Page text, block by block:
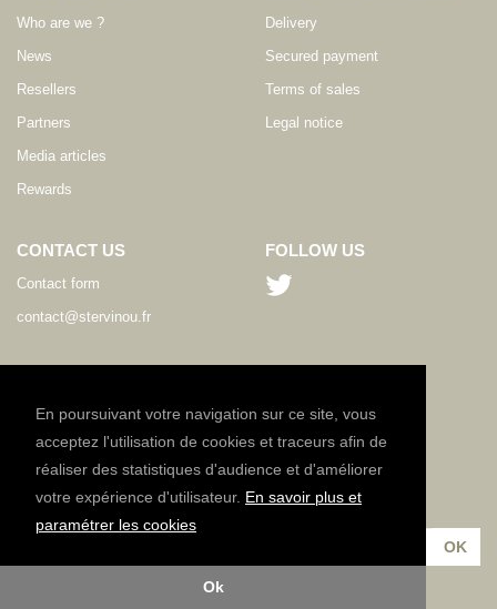
En poursuivant votre navigation sur ce site, vous
acceptez l'utilisation de cookies et traceurs afin de
réaliser des statistiques d'audience et d'améliorer
votre expérience d'utilisateur. En savoir plus et
paramétrer les cookies
Ok
Who are we ?
News
Resellers
Partners
Media articles
Rewards
Delivery
Secured payment
Terms of sales
Legal notice
CONTACT US
Contact form
contact@stervinou.fr
EN
FOLLOW US
NEWSLETTER
Subscribe to our newsletter :